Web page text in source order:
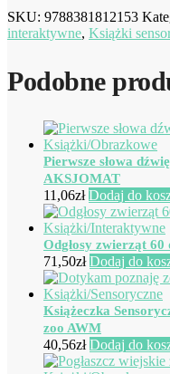
SKU: 9788381812153
interaktywne, Książki
Podobne
Pierwsze słowa
AKSJOMAT
11,06zł Dodaj do
Odgłosy zwierząt
71,50zł Dodaj do
Książeczka
zoo AWM
40,56zł Dodaj do